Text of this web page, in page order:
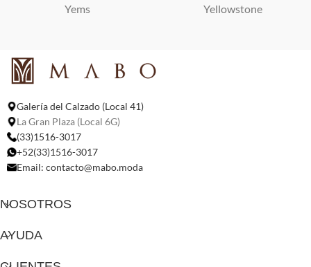
Yems Yellowstone
Galería del Calzado (Local 41)
La Gran Plaza (Local 6G)
(33)1516-3017
+52(33)1516-3017
Email: contacto@mabo.moda
NOSOTROS
AYUDA